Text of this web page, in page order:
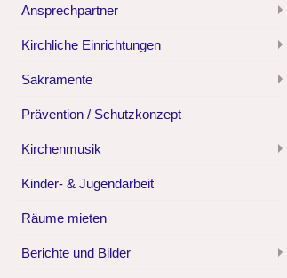
Ansprechpartner
Kirchliche Einrichtungen
Sakramente
Prävention / Schutzkonzept
Kirchenmusik
Kinder- & Jugendarbeit
Räume mieten
Berichte und Bilder